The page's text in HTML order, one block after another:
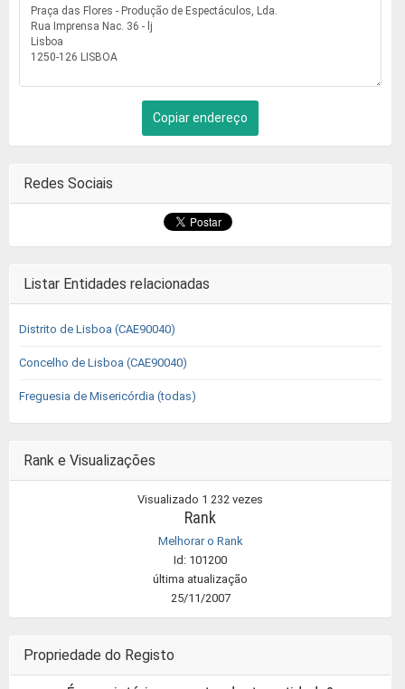
Copiar endereço
Redes Sociais
Listar Entidades relacionadas
Distrito de Lisboa (CAE90040)
Concelho de Lisboa (CAE90040)
Freguesia de Misericórdia (todas)
Rank e Visualizações
Visualizado 1 232 vezes
Rank
Melhorar o Rank
Id: 101200
última atualização
25/11/2007
Propriedade do Registo